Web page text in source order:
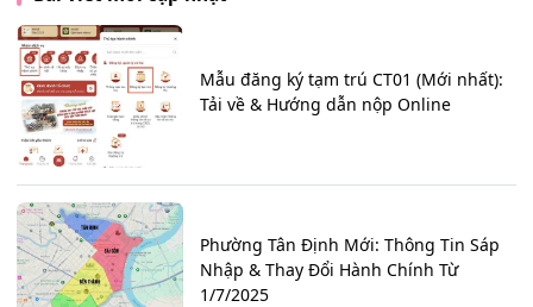
Mẫu đăng ký tạm trú CT01 (Mới nhất):
Tải về & Hướng dẫn nộp Online
Phường Tân Định Mới: Thông Tin Sáp
Nhập & Thay Đổi Hành Chính Từ
1/7/2025